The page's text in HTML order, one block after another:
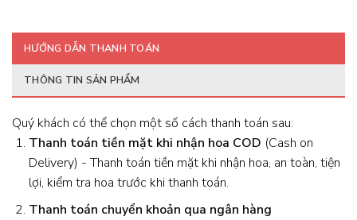
HƯỚNG DẪN THANH TOÁN
THÔNG TIN SẢN PHẨM
Quý khách có thể chọn một số cách thanh toán sau:
Thanh toán tiền mặt khi nhận hoa COD (Cash on
Delivery) - Thanh toán tiền mặt khi nhận hoa, an toàn, tiện
lợi, kiểm tra hoa trước khi thanh toán.
Thanh toán chuyển khoản qua ngân hàng